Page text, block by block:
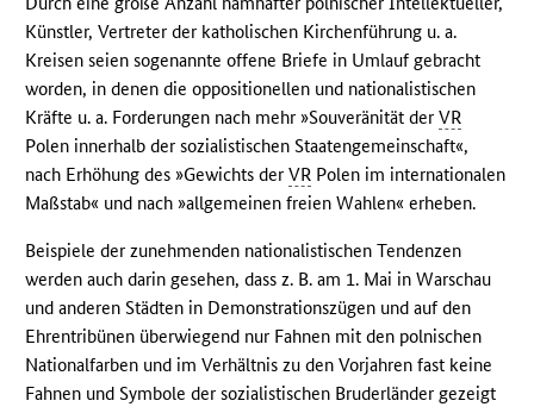
Künstler, Vertreter der katholischen Kirchenführung u. a.
Kreisen seien sogenannte offene Briefe in Umlauf gebracht
worden, in denen die oppositionellen und nationalistischen
Kräfte u. a. Forderungen nach mehr »Souveränität derVR
Polen innerhalb der sozialistischen Staatengemeinschaft«,
nach Erhöhung des »Gewichts derVR Polen im internationalen
Maßstab« und nach »allgemeinen freien Wahlen« erheben.
Beispiele der zunehmenden nationalistischen Tendenzen
werden auch darin gesehen, dass z. B. am 1. Mai in Warschau
und anderen Städten in Demonstrationszügen und auf den
Ehrentribünen überwiegend nur Fahnen mit den polnischen
Nationalfarben und im Verhältnis zu den Vorjahren fast keine
Fahnen und Symbole der sozialistischen Bruderländer gezeigt